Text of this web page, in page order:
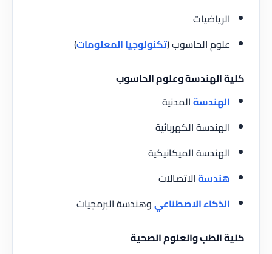
الرياضيات
علوم الحاسوب (تكنولوجيا المعلومات)
كلية الهندسة وعلوم الحاسوب
الهندسةالمدنية
الهندسة الكهربائية
الهندسة الميكانيكية
هندسةالاتصالات
الذكاء الاصطناعيوهندسة البرمجيات
كلية الطب والعلوم الصحية